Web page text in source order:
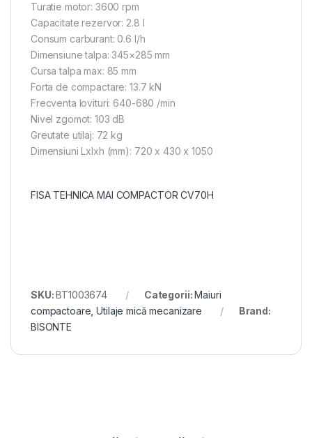
Turatie motor: 3600 rpm
Capacitate rezervor: 2.8 l
Consum carburant: 0.6 l/h
Dimensiune talpa: 345×285 mm
Cursa talpa max: 85 mm
Forta de compactare: 13.7 kN
Frecventa lovituri: 640-680 /min
Nivel zgomot: 103 dB
Greutate utilaj: 72 kg
Dimensiuni Lxlxh (mm): 720 x 430 x 1050
FISA TEHNICA MAI COMPACTOR CV70H
SKU:BT1003674 Categorii:Maiuri
compactoare ,Utilaje mică mecanizare
Brand:
BISONTE